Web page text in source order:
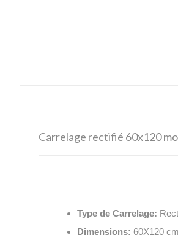
Carrelage rectifié 60x120
Type de Carrelage:
Dimensions: 60X120 cm